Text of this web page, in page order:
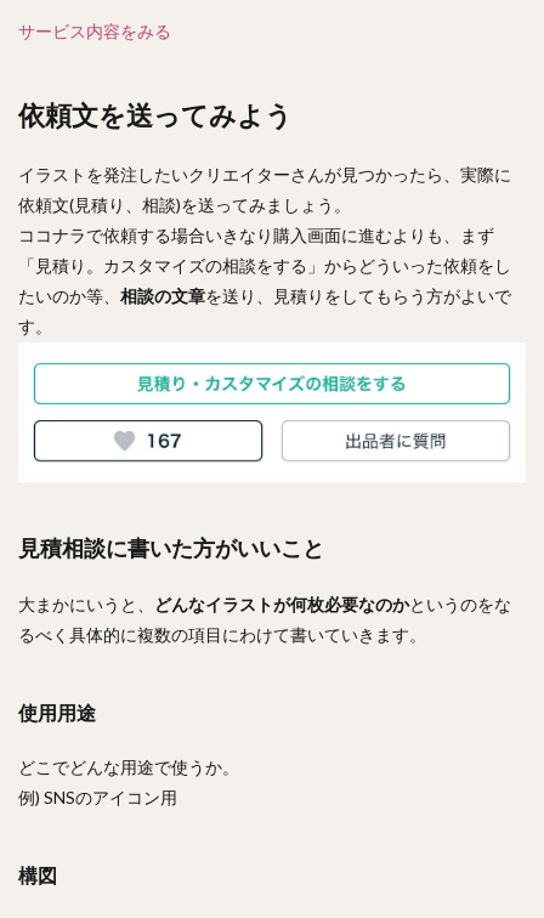
サービス内容をみる
依頼文を送ってみよう
イラストを発注したいクリエイターさんが見つかったら、実際に
依頼文(見積り、相談)を送ってみましょう。
ココナラで依頼する場合いきなり購入画面に進むよりも、まず
「見積り。カスタマイズの相談をする」からどういった依頼をし
たいのか等、 相談の文章を送り、見積りをしてもらう方がよいで
す。
見積相談に書いた方がいいこと
大まかにいうと、 どんなイラストが何枚必要なのかというのをな
るべく具体的に複数の項目にわけて書いていきます。
使用用途
どこでどんな用途で使うか。
例) SNSのアイコン用
構図